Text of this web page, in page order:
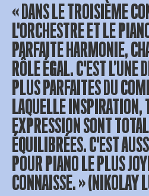
« DANS LE TROISIÈME
L'ORCHESTRE ET LE
PARFAITE HARMONIE,
RÔLE ÉGAL. C'EST L’UNE
PLUS PARFAITES DU
LAQUELLE INSPIRATION,
EXPRESSION SONT
ÉQUILIBRÉES. C'EST
POUR PIANO LE PLUS
CONNAISSE. » (NIKOLAY